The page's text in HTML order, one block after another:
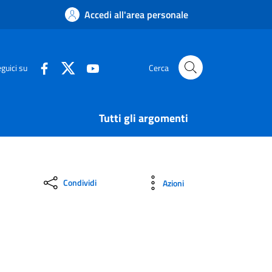
Accedi all'area personale
su Cerca
Tutti gli argomenti
Condividi Azioni